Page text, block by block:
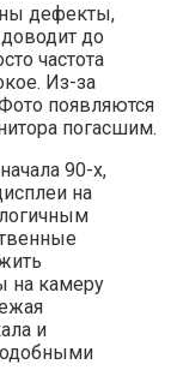
дефекты,
до
частота
Из-за
появляются
погасшим.
90-х,
на
на камеру
и